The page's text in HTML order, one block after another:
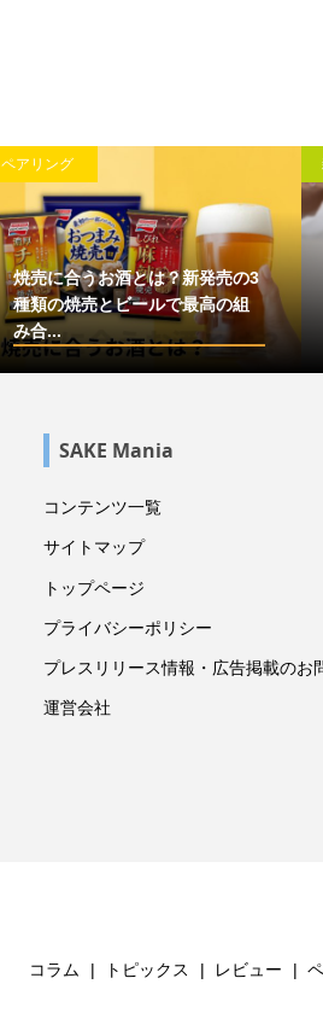
ペアリング
焼売に合うお酒とは？新発売の3
種類の焼売とビールで最高の組
み合...
SAKE Mania
コンテンツ一覧
サイトマップ
トップページ
プライバシーポリシー
プレスリリース情報・広告掲載のお
運営会社
コラム トピックス レビュー